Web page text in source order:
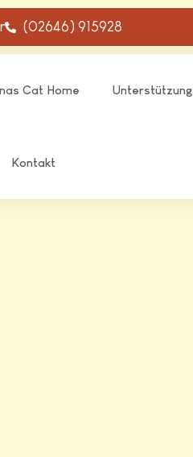
(02646) 915928
Cat Home Unterstützung
Kontakt